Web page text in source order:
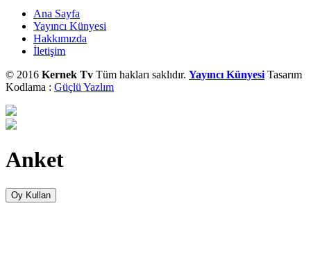
Ana Sayfa
Yayıncı Künyesi
Hakkımızda
İletişim
© 2016 Kernek Tv Tüm hakları saklıdır. Yayıncı Künyesi Tasarım
Kodlama : Güçlü Yazlım
Anket